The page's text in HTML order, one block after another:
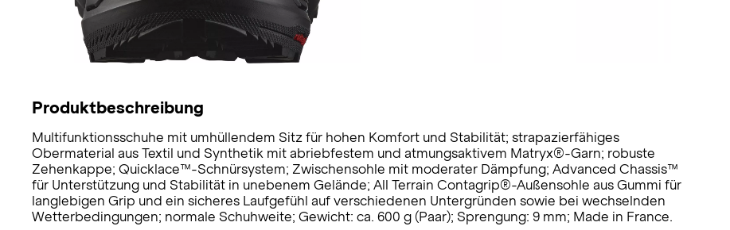
Produktbeschreibung
Multifunktionsschuhe mit umhüllendem Sitz für hohen Komfort und Stabilität; strapazierfähiges
Obermaterial aus Textil und Synthetik mit abriebfestem und atmungsaktivem Matryx®-Garn; robuste
Zehenkappe; Quicklace™-Schnürsystem; Zwischensohle mit moderater Dämpfung; Advanced Chassis™
für Unterstützung und Stabilität in unebenem Gelände; All Terrain Contagrip®-Außensohle aus Gummi für
langlebigen Grip und ein sicheres Laufgefühl auf verschiedenen Untergründen sowie bei wechselnden
Wetterbedingungen; normale Schuhweite; Gewicht: ca. 600 g (Paar); Sprengung: 9 mm; Made in France.